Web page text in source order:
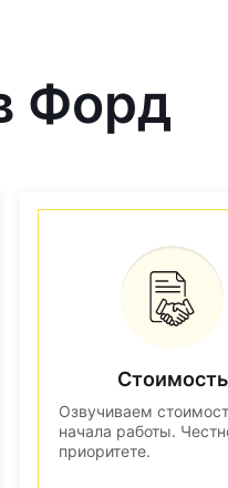
Форд
Стоимость
Озвучиваем
начала работы.
приоритете.